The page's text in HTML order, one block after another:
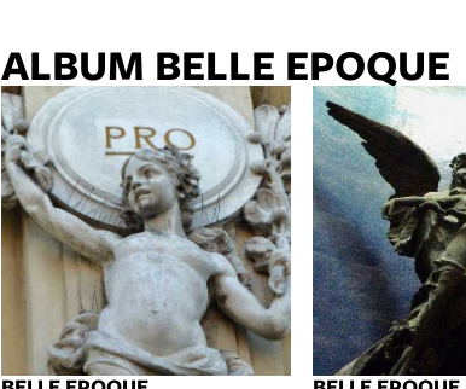
ALBUM BELLE EPOQUE